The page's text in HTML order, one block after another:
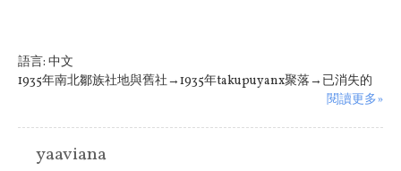
語言: 中文
1935年南北鄒族社地與舊社→1935年takupuyanx聚落→已消失的
閱讀更多»
yaaviana